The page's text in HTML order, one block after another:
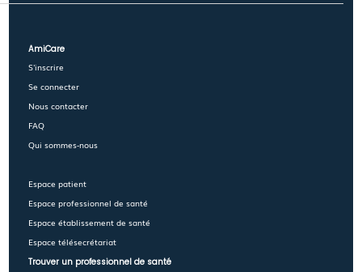
AmiCare
S'inscrire
Se connecter
Nous contacter
FAQ
Qui sommes-nous
Espace patient
Espace professionnel de santé
Espace établissement de santé
Espace télésecrétariat
Trouver un professionnel de santé